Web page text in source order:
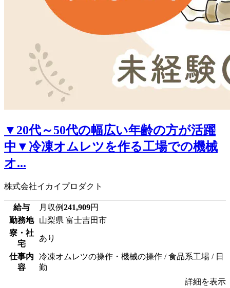
▼20代～50代の幅広い年齢の方が活躍
中▼冷凍オムレツを作る工場での機械
オ...
株式会社イカイプロダクト
給与 月収例241,909円
勤務地
山梨県 富士吉田市
寮・社
宅
あり
仕事内
容
冷凍オムレツの操作・機械の操作 / 食品系工場 / 日
勤
詳細を表示